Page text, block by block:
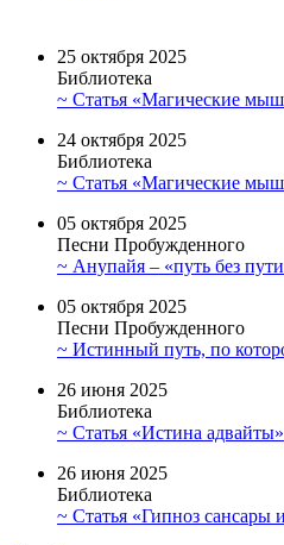
25 октября 2025
Библиотека
~ Статья «Магические
24 октября 2025
Библиотека
~ Статья «Магические
05 октября 2025
Песни Пробужденного
~ Анупайя – «путь без
05 октября 2025
Песни Пробужденного
~ Истинный путь, по
26 июня 2025
Библиотека
~ Статья «Истина адвайты»
26 июня 2025
Библиотека
~ Статья «Гипноз сансары